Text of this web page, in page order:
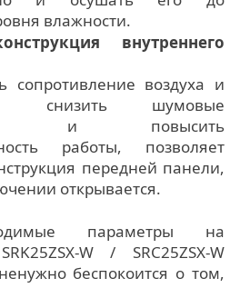
влажности.
внутреннего
сопротивление воздуха и
снизить шумовые
и повысить
работы, позволяет
передней панели,
открывается.
параметры на
W / SRC25ZSX-W
беспокоится о том,